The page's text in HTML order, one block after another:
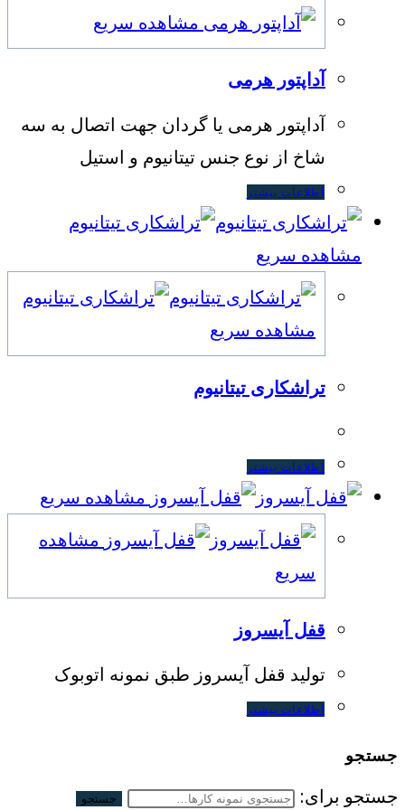
مشاهده سریع
آداپتور هرمی
آداپتور هرمی یا گردان جهت اتصال به سه
شاخ از نوع جنس تیتانیوم و استیل
اطلاعات بیشتر
مشاهده سریع
مشاهده سریع
تراشکاری تیتانیوم
اطلاعات بیشتر
مشاهده سریع
مشاهده
سریع
قفل آیسروز
تولید قفل آیسروز طبق نمونه اتوبوک
اطلاعات بیشتر
جستجو
جستجو برای: جستجو